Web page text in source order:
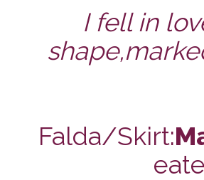
I fell in
Falda/Skirt: